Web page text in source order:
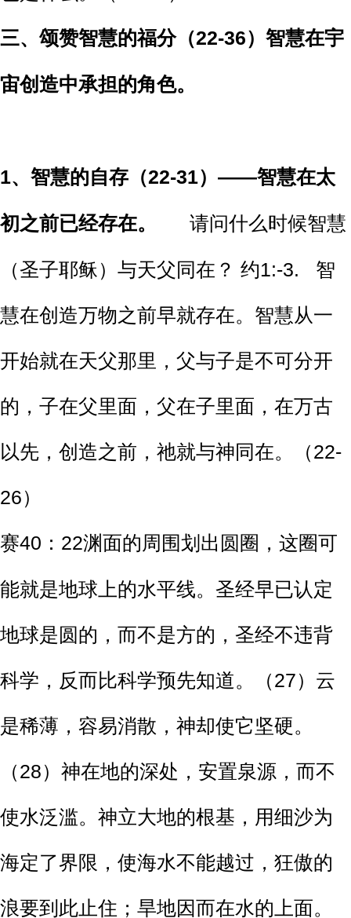
三、 颂赞智慧的福分（22-36）智慧在宇
宙创造中承担的角色。
1、 智慧的自存（22-31）——智慧在太
初之前已经存在。 请问什么时候智慧
（圣子耶稣）与天父同在？ 约1:-3. 智
慧在创造万物之前早就存在。智慧从一
开始就在天父那里，父与子是不可分开
的，子在父里面，父在子里面，在万古
以先，创造之前，祂就与神同在。（22-
26）
赛40：22渊面的周围划出圆圈，这圈可
能就是地球上的水平线。圣经早已认定
地球是圆的，而不是方的，圣经不违背
科学，反而比科学预先知道。（27）云
是稀薄，容易消散，神却使它坚硬。
（28）神在地的深处，安置泉源，而不
使水泛滥。神立大地的根基，用细沙为
海定了界限，使海水不能越过，狂傲的
浪要到此止住；旱地因而在水的上面。